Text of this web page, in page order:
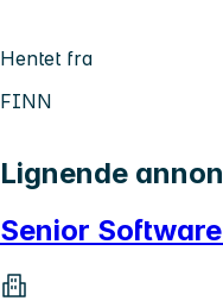
Hentet fra
FINN
Lignende
Senior